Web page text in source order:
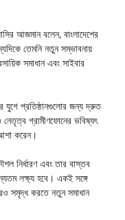
আজমান বলেন, বাংলাদেশের
তেমনি নতুন সম্ভাবনায়
সমাধান এবং সাইবার
যুগে প্রতিষ্ঠানগুলোর জন্য দ্রুত
গ্রামীণফোনের ভবিষ্যৎ
করেন।
নির্ধারণ এবং তার বাস্তব
লক্ষ্য হবে। একই সঙ্গে
সমৃদ্ধ করতে নতুন সমাধান